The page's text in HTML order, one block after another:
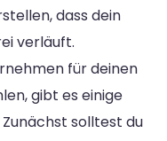
dass dein
verläuft.
für deinen
gibt es einige
solltest du